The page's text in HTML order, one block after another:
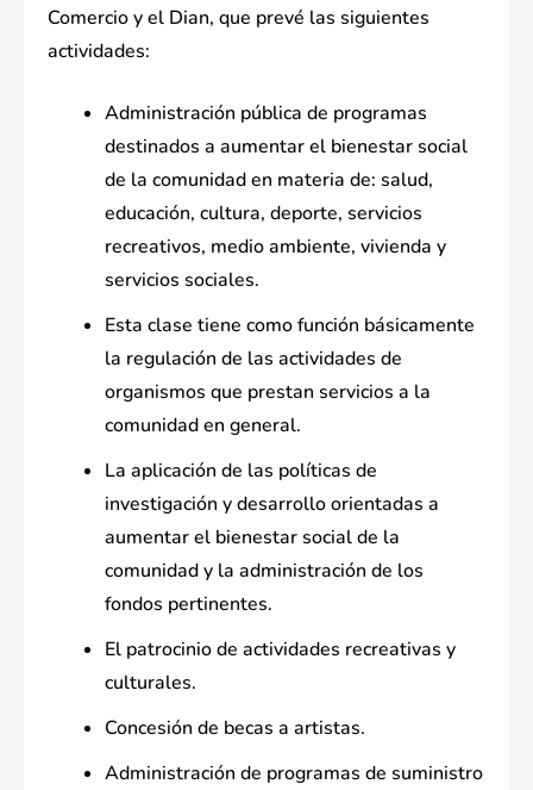
Comercio y el Dian, que prevé las siguientes
actividades:
Administración pública de programas
destinados a aumentar el bienestar social
de la comunidad en materia de: salud,
educación, cultura, deporte, servicios
recreativos, medio ambiente, vivienda y
servicios sociales.
Esta clase tiene como función básicamente
la regulación de las actividades de
organismos que prestan servicios a la
comunidad en general.
La aplicación de las políticas de
investigación y desarrollo orientadas a
aumentar el bienestar social de la
comunidad y la administración de los
fondos pertinentes.
El patrocinio de actividades recreativas y
culturales.
Concesión de becas a artistas.
Administración de programas de suministro